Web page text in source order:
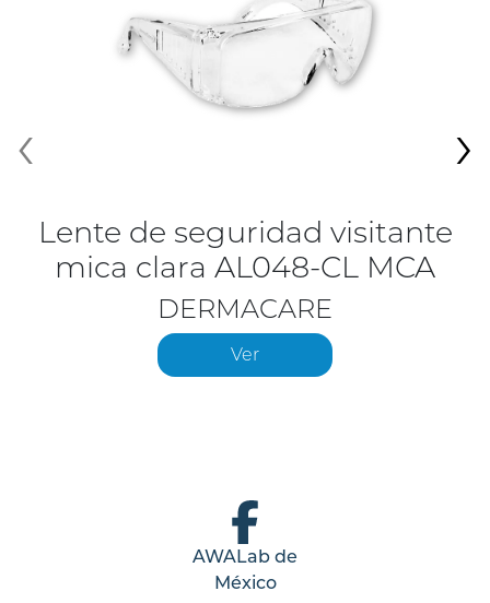
Lente de seguridad visitante
mica clara AL048-CL MCA
DERMACARE
Ver
‹ ›
AWALab de
México